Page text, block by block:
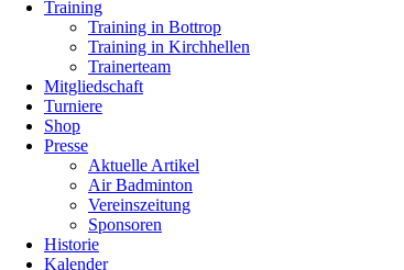
Training
Training in Bottrop
Training in Kirchhellen
Trainerteam
Mitgliedschaft
Turniere
Shop
Presse
Aktuelle Artikel
Air Badminton
Vereinszeitung
Sponsoren
Historie
Kalender